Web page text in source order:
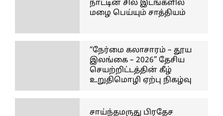
நாட்டின் சில இடங்களில்
மழை பெய்யும் சாத்தியம்
“நேர்மை கலாசாரம் – தூய
இலங்கை – 2026” தேசிய
செயற்றிட்டத்தின் கீழ்
உறுதிமொழி ஏற்பு நிகழ்வு
சாய்ந்தமருது பிரதேச